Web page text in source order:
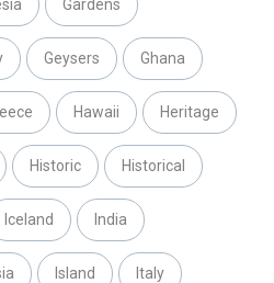
Gardens
Geysers Ghana
Hawaii Heritage
Historic Historical
Iceland India
Island Italy